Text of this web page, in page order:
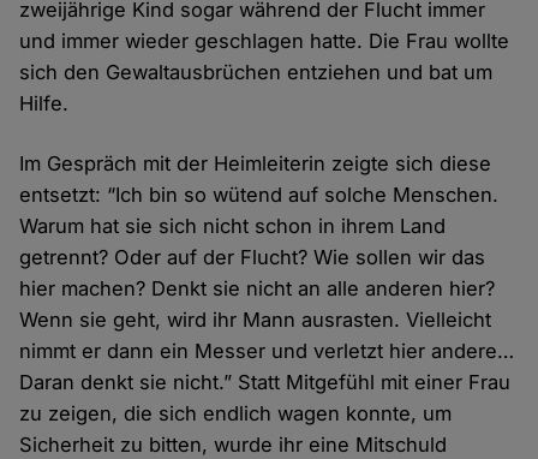
zweijährige Kind sogar während der Flucht immer
und immer wieder geschlagen hatte. Die Frau wollte
sich den Gewaltausbrüchen entziehen und bat um
Hilfe.
Im Gespräch mit der Heimleiterin zeigte sich diese
entsetzt: “Ich bin so wütend auf solche Menschen.
Warum hat sie sich nicht schon in ihrem Land
getrennt? Oder auf der Flucht? Wie sollen wir das
hier machen? Denkt sie nicht an alle anderen hier?
Wenn sie geht, wird ihr Mann ausrasten. Vielleicht
nimmt er dann ein Messer und verletzt hier andere…
Daran denkt sie nicht.” Statt Mitgefühl mit einer Frau
zu zeigen, die sich endlich wagen konnte, um
Sicherheit zu bitten, wurde ihr eine Mitschuld